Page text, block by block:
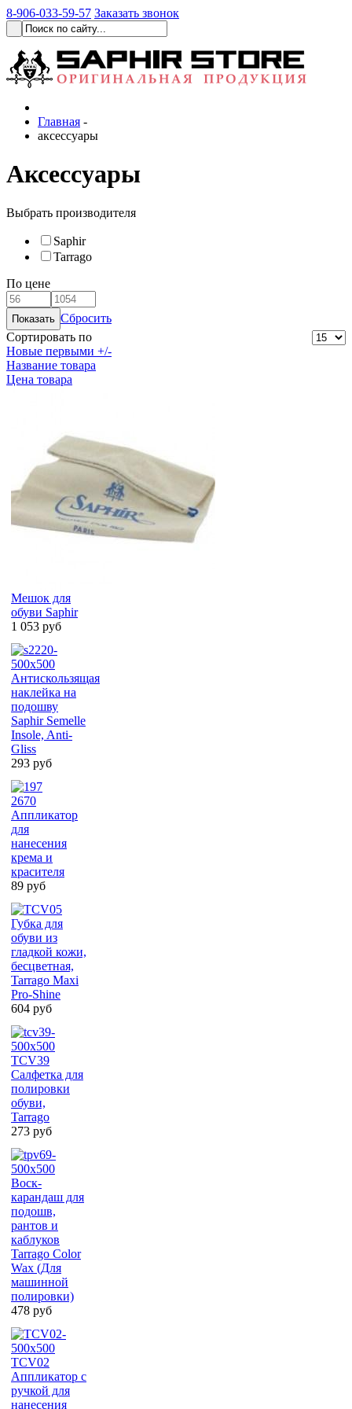
8-906-033-59-57 Заказать звонок
Главная -
аксессуары
Аксессуары
Выбрать производителя
Saphir
Tarrago
По цене
Сбросить
Сортировать по
Новые первыми +/-
Название товара
Цена товара
Мешок для
обуви Saphir
1 053 руб
Антискользящая
наклейка на
подошву
Saphir Semelle
Insole, Anti-
Gliss
293 руб
2670
Аппликатор
для
нанесения
крема и
красителя
89 руб
Губка для
обуви из
гладкой кожи,
бесцветная,
Tarrago Maxi
Pro-Shine
604 руб
TCV39
Салфетка для
полировки
обуви,
Tarrago
273 руб
Воск-
карандаш для
подошв,
рантов и
каблуков
Tarrago Color
Wax (Для
машинной
полировки)
478 руб
TCV02
Аппликатор с
ручкой для
нанесения